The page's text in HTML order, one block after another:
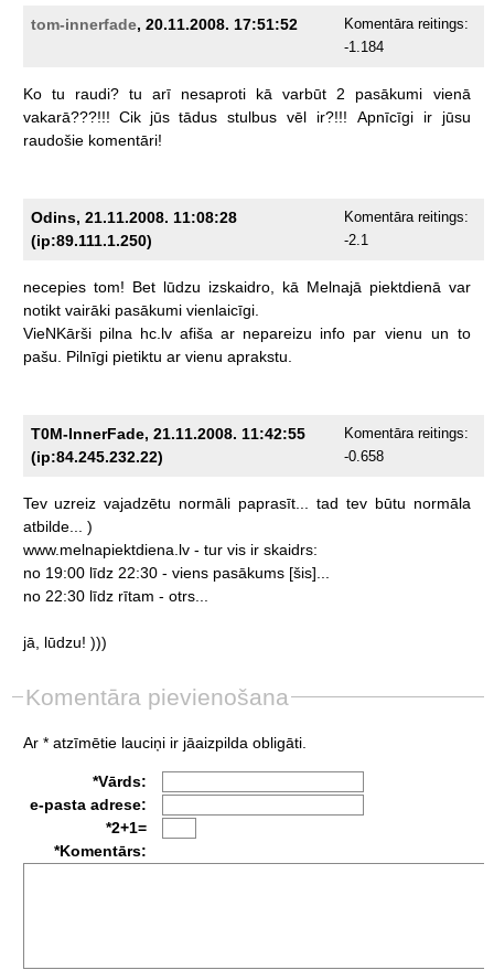
tom-innerfade, 20.11.2008. 17:51:52
Komentāra reitings:
-1.184
Ko tu raudi? tu arī nesaproti kā varbūt 2 pasākumi
vienā
vakarā???!!! Cik jūs tādus stulbus vēl ir?!!! Apnīcīgi ir
jūsu
raudošie komentāri!
Odins, 21.11.2008. 11:08:28
(ip:89.111.1.250)
Komentāra reitings:
-2.1
necepies tom! Bet lūdzu izskaidro, kā Melnajā piektdienā var
notikt vairāki pasākumi vienlaicīgi.
VieNKārši pilna hc.lv afiša ar nepareizu info par vienu un to
pašu.
Pilnīgi pietiktu ar vienu aprakstu.
T0M-InnerFade, 21.11.2008. 11:42:55
(ip:84.245.232.22)
Komentāra reitings:
-0.658
Tev uzreiz vajadzētu normāli paprasīt... tad tev būtu normāla
atbilde...
)
www.melnapiektdiena.lv - tur vis ir skaidrs:
no 19:00 līdz 22:30 - viens pasākums [šis]...
no 22:30 līdz rītam - otrs...
jā, lūdzu! )))
Komentāra pievienošana
Ar * atzīmētie lauciņi ir jāaizpilda obligāti.
*Vārds:
e-pasta adrese:
*2+1=
*Komentārs: